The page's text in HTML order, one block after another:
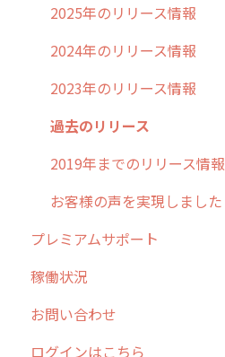
2025年のリリース情報
2024年のリリース情報
2023年のリリース情報
過去のリリース
2019年までのリリース情報
お客様の声を実現しました
プレミアムサポート
稼働状況
お問い合わせ
ログインはこちら